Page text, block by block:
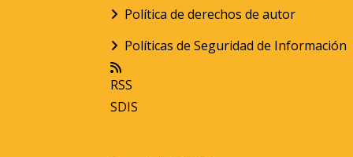
Política de derechos de autor
Políticas de Seguridad de Información
RSS
SDIS